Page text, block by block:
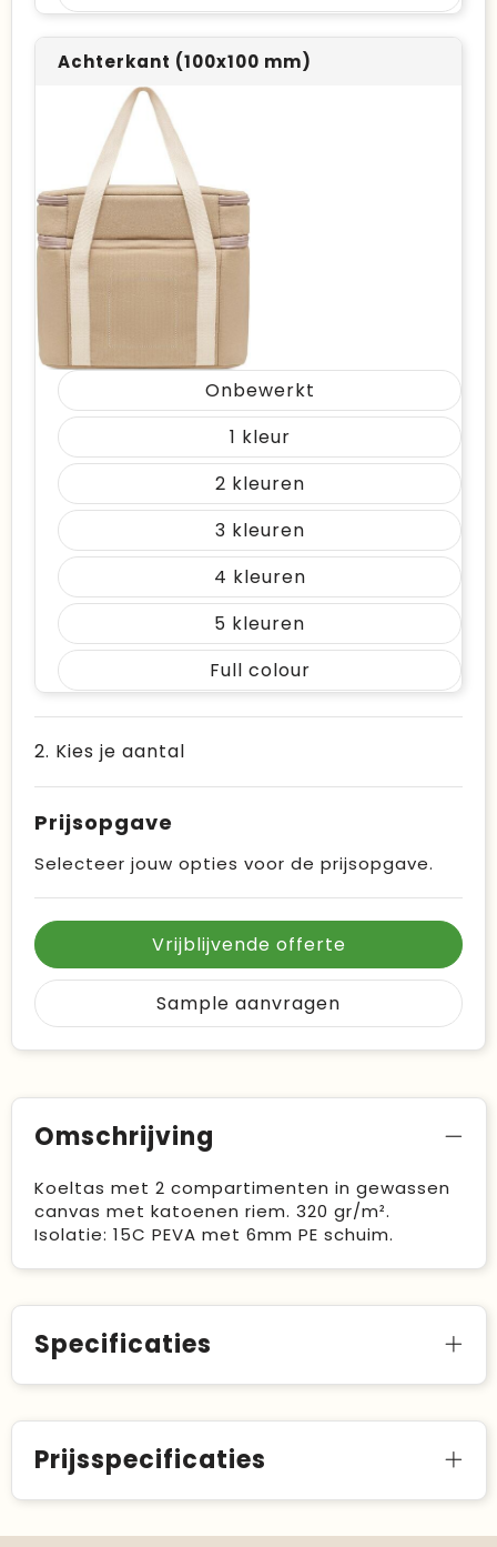
Achterkant (100x100 mm)
Onbewerkt
1
2
3
4
5
Full colour
2. Kies je aantal
Prijsopgave
Selecteer jouw opties voor de prijsopgave.
Vrijblijvende offerte
Sample aanvragen
Omschrijving
Koeltas met 2 compartimenten in gewassen
canvas met katoenen riem. 320 gr/m².
Isolatie: 15C PEVA met 6mm PE schuim.
Specificaties
Prijsspecificaties